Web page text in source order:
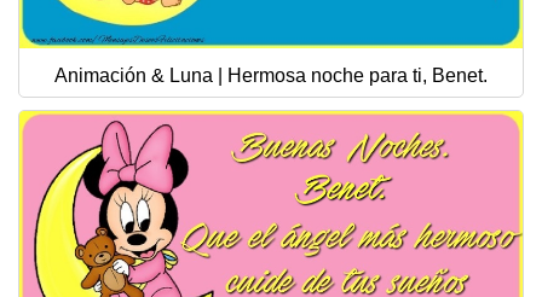
Animación & Luna | Hermosa noche para ti, Benet.